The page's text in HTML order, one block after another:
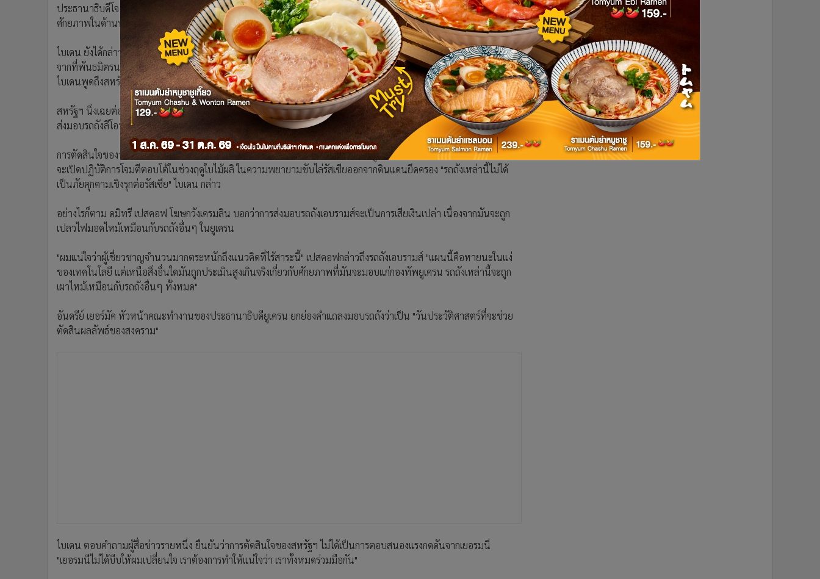
Gotomanager
ประธานาธิบดีโจ ไบเดน แถลงการตัดสินใจดังกล่าวที่ทำเนียบขาว ระบุว่ารถถังนี้มีความจำเป็นสำหรับช่วยยูเครน "เพิ่ม
ศักยภาพในด้านหลบหลีกในภูมิประเทศแบบเปิดโล่ง"
ไบเดน ยังได้กล่าวขอบคุณเยอรมนี ที่ตัดสินใจจัดหารถถังลีโอพาร์ด 2 แก่ยูเครน และยุทโธปกรณ์ภาคสนามอื่นๆ นอกเหนือ
จากที่พันธมิตรนาโต้ และบรรดาชาติยุโรปอื่นๆ มอบให้ "ความคาดหมายของฝ่ายรัสเซียคือ เรากำลังแตกกัน" ประธานาธิบดี
ไบเดนพูดถึงสหรัฐฯ และพันธมิตรยุโรป "แต่เราเป็นหนึ่งเดียวกันอย่างสมบูรณ์และโดยสิ้นเชิง"
สหรัฐฯ นิ่งเฉยต่อแนวคิดประจำการรถถังเอบรามส์ที่ยากต่อการซ่อมบำรุง แต่สุดท้ายแล้วก็เปลี่ยนใจ เพื่อโน้มน้าวให้เยอรมนี
ส่งมอบรถถังลีโอพาร์ดของพวกเขา ซึ่งใช้งานได้ง่ายกว่าให้แก่ยูเครน
การตัดสินใจของวอชิงตัน และเบอร์ลินมีขึ้นในขณะที่บรรดาพันธมิตรกำลังช่วยเหลือยูเครน เตรียมพร้อมในความเป็นไปได้ที่
จะเปิดปฏิบัติการโจมตีตอบโต้ในช่วงฤดูใบไม้ผลิ ในความพยายามขับไล่รัสเซียออกจากดินแดนยึดครอง "รถถังเหล่านี้ไม่ได้
เป็นภัยคุกคามเชิงรุกต่อรัสเซีย" ไบเดน กล่าว
อย่างไรก็ตาม ดมิทรี เปสคอฟ โฆษกวังเครมลิน บอกว่าการส่งมอบรถถังเอบรามส์จะเป็นการเสียเงินเปล่า เนื่องจากมันจะถูก
เปลวไฟมอดไหม้เหมือนกับรถถังอื่นๆ ในยูเครน
"ผมแน่ใจว่าผู้เชี่ยวชาญจำนวนมากตระหนักถึงแนวคิดที่ไร้สาระนี้" เปสคอฟกล่าวถึงรถถังเอบรามส์ "แผนนี้คือหายนะในแง่
ของเทคโนโลยี แต่เหนือสิ่งอื่นใดมันถูกประเมินสูงเกินจริงเกี่ยวกับศักยภาพที่มันจะมอบแก่กองทัพยูเครน รถถังเหล่านี้จะถูก
เผาไหม้เหมือนกับรถถังอื่นๆ ทั้งหมด"
อันดรีย์ เยอร์มัค หัวหน้าคณะทำงานของประธานาธิบดียูเครน ยกย่องคำแถลงมอบรถถังว่าเป็น "วันประวัติศาสตร์ที่จะช่วย
ตัดสินผลลัพธ์ของสงคราม"
ไบเดน ตอบคำถามผู้สื่อข่าวรายหนึ่ง ยืนยันว่าการตัดสินใจของสหรัฐฯ ไม่ได้เป็นการตอบสนองแรงกดดันจากเยอรมนี
"เยอรมนีไม่ได้บีบให้ผมเปลี่ยนใจ เราต้องการทำให้แน่ใจว่า เราทั้งหมดร่วมมือกัน"